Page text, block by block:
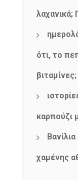
λαχανικά;
ότι, το
βιταμίνες;
καρπούζι
χαμένης